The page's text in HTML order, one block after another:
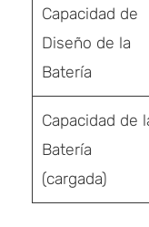
Capacidad de
Diseño de la
Batería
Capacidad de
Batería
(cargada)